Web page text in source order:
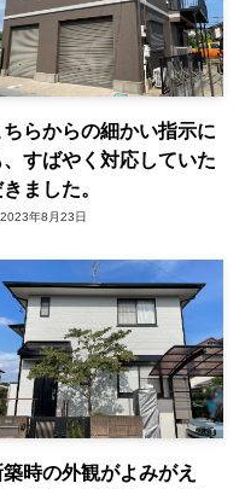
ちらからの細かい指示に
、すばやく対応していた
ました。
2023年8月23日
築時の外観がよみがえ